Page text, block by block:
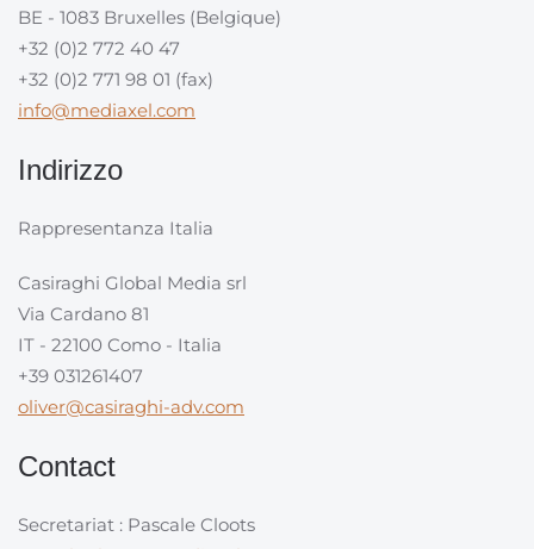
BE - 1083 Bruxelles (Belgique)
+32 (0)2 772 40 47
+32 (0)2 771 98 01 (fax)
info@mediaxel.com
Indirizzo
Rappresentanza Italia
Casiraghi Global Media srl
Via Cardano 81
IT - 22100 Como - Italia
+39 031261407
oliver@casiraghi-adv.com
Contact
Secretariat : Pascale Cloots